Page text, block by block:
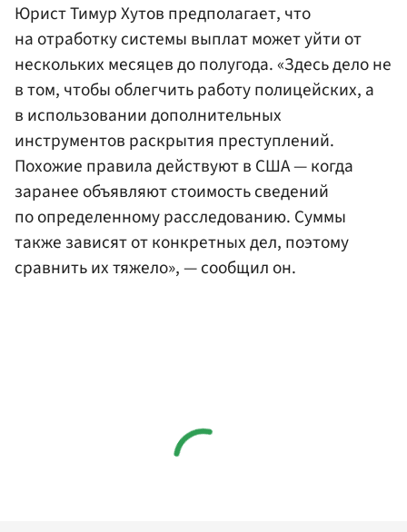
Юрист Тимур Хутов предполагает, что
на отработку системы выплат может уйти от
нескольких месяцев до полугода. «Здесь дело не
в том, чтобы облегчить работу полицейских, а
в использовании дополнительных
инструментов раскрытия преступлений.
Похожие правила действуют в США — когда
заранее объявляют стоимость сведений
по определенному расследованию. Суммы
также зависят от конкретных дел, поэтому
сравнить их тяжело», — сообщил он.